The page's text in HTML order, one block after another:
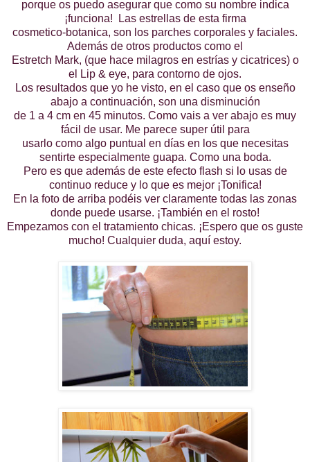
porque os puedo asegurar que como su nombre indica
¡funciona! Las estrellas de esta firma
cosmetico-botanica, son los parches corporales y faciales.
Además de otros productos como el
Estretch Mark, (que hace milagros en estrías y cicatrices) o
el Lip & eye, para contorno de ojos.
Los resultados que yo he visto, en el caso que os enseño
abajo a continuación, son una disminución
de 1 a 4 cm en 45 minutos. Como vais a ver abajo es muy
fácil de usar. Me parece super útil para
usarlo como algo puntual en días en los que necesitas
sentirte especialmente guapa. Como una boda.
Pero es que además de este efecto flash si lo usas de
continuo reduce y lo que es mejor ¡Tonifica!
En la foto de arriba podéis ver claramente todas las zonas
donde puede usarse. ¡También en el rosto!
Empezamos con el tratamiento chicas. ¡Espero que os guste
mucho! Cualquier duda, aquí estoy.